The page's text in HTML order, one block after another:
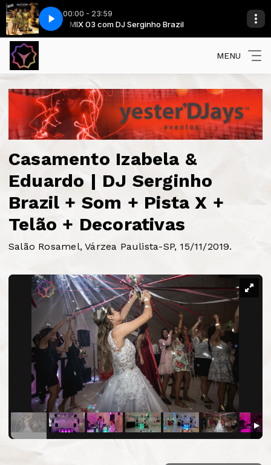
00:00 - 23:59
MIX 03 com DJ Serginho Brazil
Imagination - Just An Illusion
MENU
Casamento Izabela &
Eduardo | DJ Serginho
Brazil + Som + Pista X +
Telão + Decorativas
Salão Rosamel, Várzea Paulista-SP, 15/11/2019.